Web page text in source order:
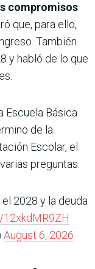
compromisos
que, para ello,
También
y habló de lo que
Escuela Básica
de la
Escolar, el
preguntas.
2028 y la deuda
August 6, 2026